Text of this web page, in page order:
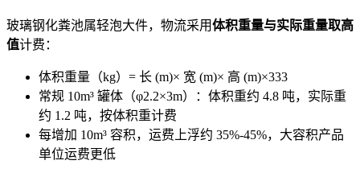
玻璃钢化粪池属轻泡大件，物流采用体积重量与实际重量取高
值计费：
体积重量（kg）= 长 (m)× 宽 (m)× 高 (m)×333
常规 10m³ 罐体（φ2.2×3m）：体积重约 4.8 吨，实际重
约 1.2 吨，按体积重计费
每增加 10m³ 容积，运费上浮约 35%-45%，大容积产品
单位运费更低